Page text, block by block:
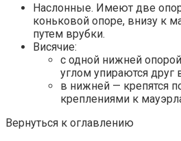
Наслонные. Имеют две
коньковой опоре, внизу к
путем врубки.
Висячие:
с одной нижней
углом упираются друг
в нижней — крепятся
креплениями к
Вернуться к оглавлению